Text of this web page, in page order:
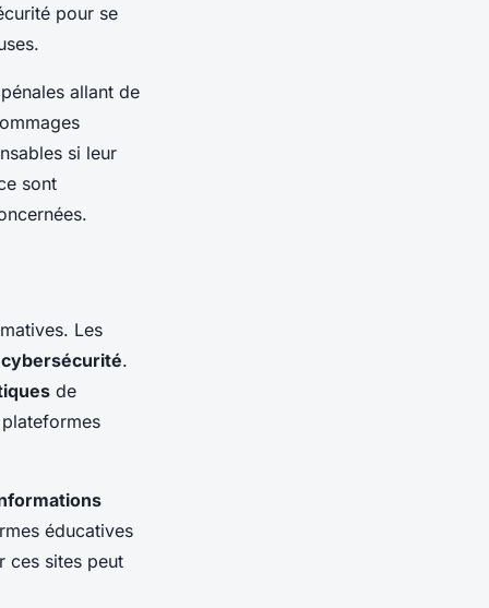
pour se
allant de
si leur
sont
Les
cybersécurité.
de
éducatives
ces sites peut